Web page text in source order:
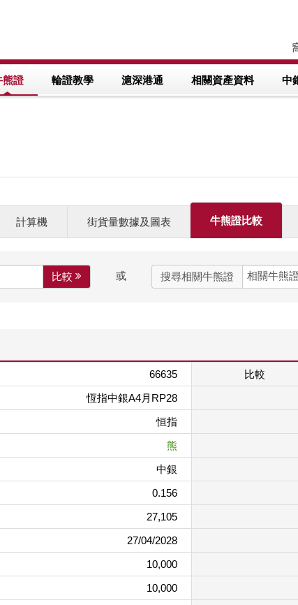
熊證 輪證教學 滬深港通 相關資產資料 中
計算機 街貨量數據及圖表 牛熊證比較
比較  或 搜尋相關牛熊證
66635
比較
恆指中銀A4月RP28
恒指
熊
中銀
0.156
27,105
27/04/2028
10,000
10,000